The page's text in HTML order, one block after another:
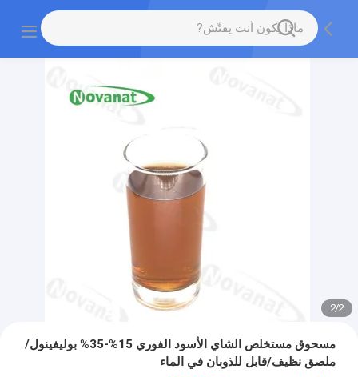
2
/
2
مسحوق مستخلص الشاي الأسود الفوري 15%-35% بوليفينول/
ملصق نظيف/قابل للذوبان في الماء